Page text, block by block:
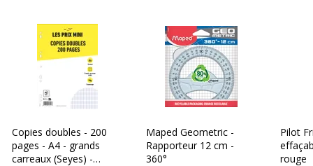
Copies doubles - 200
pages - A4 - grands
carreaux (Seyes) -
Maped Geometric -
Rapporteur 12 cm -
360°
Pilot
rouge